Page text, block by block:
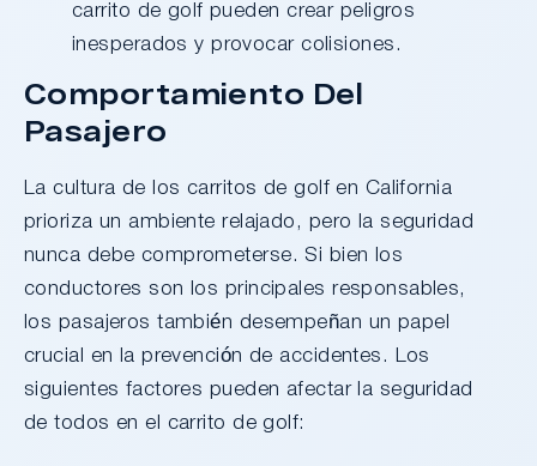
carrito de golf pueden crear peligros
inesperados y provocar colisiones.
Comportamiento Del
Pasajero
La cultura de los carritos de golf en California
prioriza un ambiente relajado, pero la seguridad
nunca debe comprometerse. Si bien los
conductores son los principales responsables,
los pasajeros también desempeñan un papel
crucial en la prevención de accidentes. Los
siguientes factores pueden afectar la seguridad
de todos en el carrito de golf: